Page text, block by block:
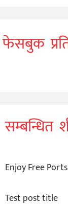
फेसबुक
सम्बन्धित
Enjoy Free
Test post title